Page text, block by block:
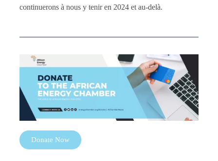
continuerons à nous y tenir en 2024 et au-delà.
Donate Now